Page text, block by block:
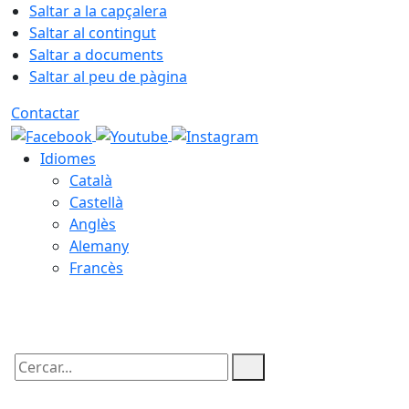
Saltar a la capçalera
Saltar al contingut
Saltar a documents
Saltar al peu de pàgina
Contactar
Idiomes
Català
Castellà
Anglès
Alemany
Francès
Cercar: